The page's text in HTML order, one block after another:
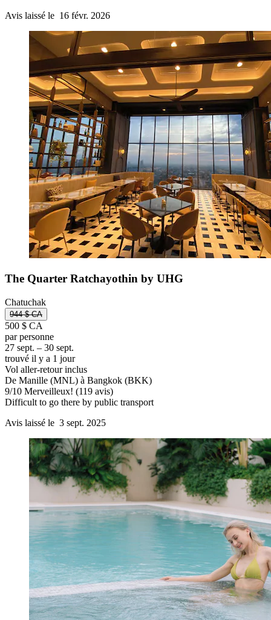
Avis laissé le 16 févr. 2026
The Quarter Ratchayothin by UHG
Chatuchak
944 $ CA
500 $ CA
par personne
27 sept. – 30 sept.
trouvé il y a 1 jour
Vol aller-retour inclus
De Manille (MNL) à Bangkok (BKK)
9/10 Merveilleux! (119 avis)
Difficult to go there by public transport
Avis laissé le 3 sept. 2025